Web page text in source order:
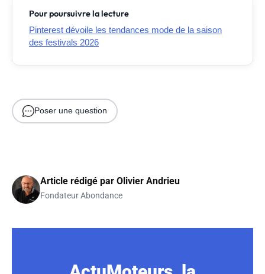
Pour poursuivre la lecture
Pinterest dévoile les tendances mode de la saison
des festivals 2026
Poser une question
Article rédigé par Olivier Andrieu
Fondateur Abondance